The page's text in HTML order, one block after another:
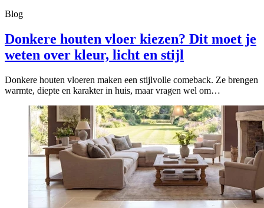
Blog
Donkere houten vloer kiezen? Dit moet je
weten over kleur, licht en stijl
Donkere houten vloeren maken een stijlvolle comeback. Ze brengen
warmte, diepte en karakter in huis, maar vragen wel om…